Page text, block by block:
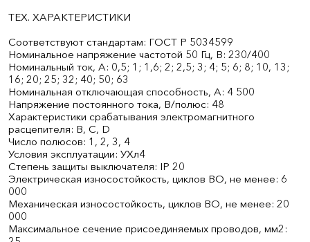
ТЕХ. ХАРАКТЕРИСТИКИ
Соответствуют стандартам: ГОСТ Р 50345­99
Номинальное напряжение частотой 50 Гц, В: 230/400
Номинальный ток, А: 0,5; 1; 1,6; 2; 2,5; 3; 4; 5; 6; 8; 10, 13;
16; 20; 25; 32; 40; 50; 63
Номинальная отключающая способность, А: 4 500
Напряжение постоянного тока, В/полюс: 48
Характеристики срабатывания электромагнитного
расцепителя: В, С, D
Число полюсов: 1, 2, 3, 4
Условия эксплуатации: УХл4
Степень защиты выключателя: IP 20
Электрическая износостойкость, циклов В­О, не менее: 6
000
Механическая износостойкость, циклов В­О, не менее: 20
000
Максимальное сечение присоединяемых проводов, мм2: